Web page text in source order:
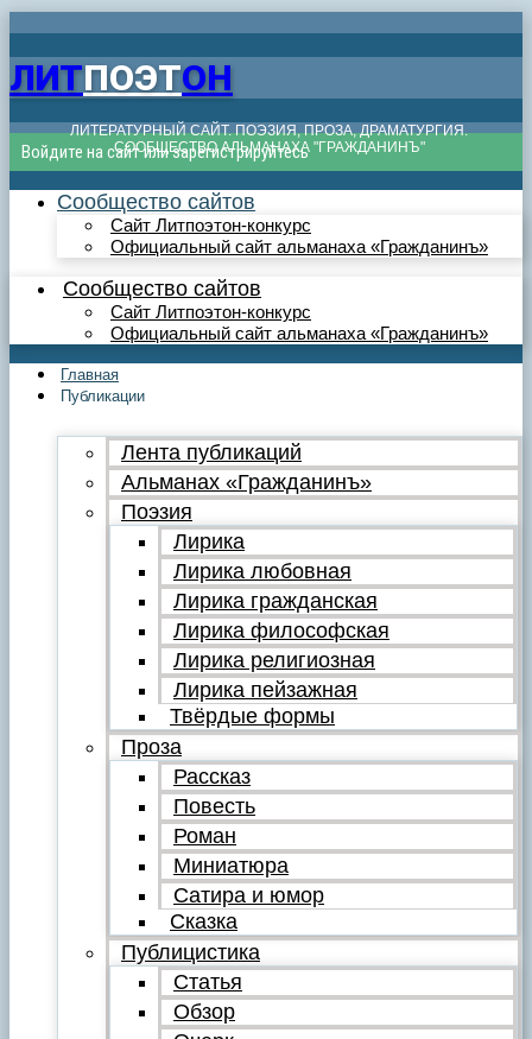
ЛИТПОЭТОН
ЛИТЕРАТУРНЫЙ САЙТ. ПОЭЗИЯ, ПРОЗА, ДРАМАТУРГИЯ.
СООБЩЕСТВО АЛЬМАНАХА "ГРАЖДАНИНЪ"
Войдите на сайт или зарегистрируйтесь
Сообщество сайтов
Сайт Литпоэтон-конкурс
Официальный сайт альманаха «Гражданинъ»
Сообщество сайтов
Сайт Литпоэтон-конкурс
Официальный сайт альманаха «Гражданинъ»
Главная
Публикации
Лента публикаций
Альманах «Гражданинъ»
Поэзия
Лирика
Лирика любовная
Лирика гражданская
Лирика философская
Лирика религиозная
Лирика пейзажная
Твёрдые формы
Проза
Рассказ
Повесть
Роман
Миниатюра
Сатира и юмор
Сказка
Публицистика
Статья
Обзор